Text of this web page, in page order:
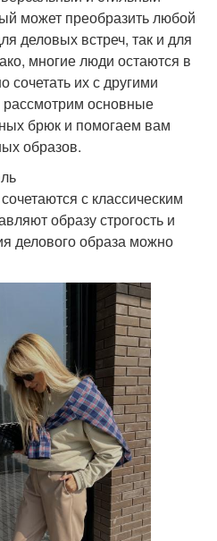
может преобразить любой
деловых встреч, так и для
многие люди остаются в
сочетать их с другими
основные
брюк и помогаем вам
образов.
с классическим
образу строгость и
делового образа можно